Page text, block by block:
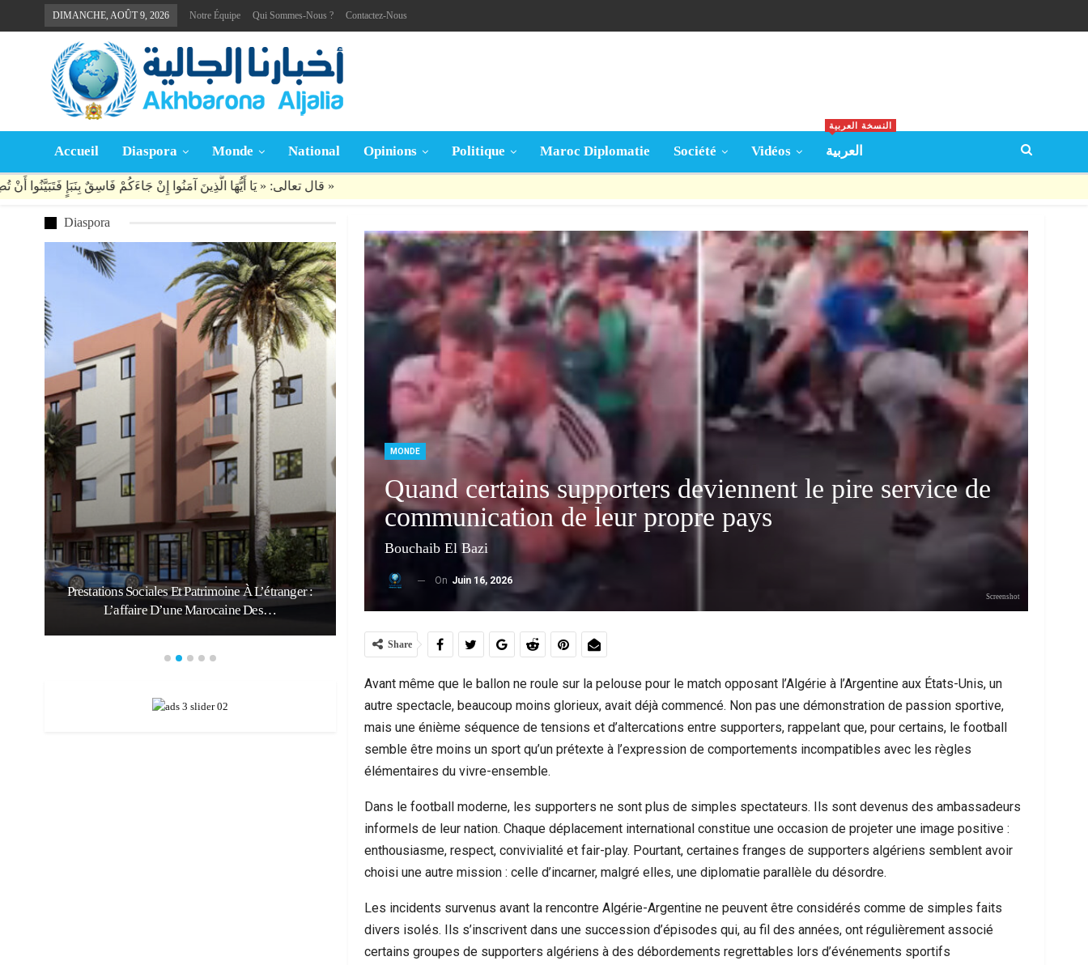
DIMANCHE, AOÛT 9, 2026 Notre Équipe Qui Sommes-Nous ? Contactez-Nous
Accueil Diaspora Monde National Opinions Politique Maroc Diplomatie Société Vidéos العربية
النسخة العربية
MONDE
Quand certains supporters deviennent le pire service de
communication de leur propre pays
Bouchaib El Bazi
On Juin 16, 2026
Screenshot
Share
Avant même que le ballon ne roule sur la pelouse pour le match opposant l’Algérie à l’Argentine aux États-Unis, un
autre spectacle, beaucoup moins glorieux, avait déjà commencé. Non pas une démonstration de passion sportive,
mais une énième séquence de tensions et d’altercations entre supporters, rappelant que, pour certains, le football
semble être moins un sport qu’un prétexte à l’expression de comportements incompatibles avec les règles
élémentaires du vivre-ensemble.
Dans le football moderne, les supporters ne sont plus de simples spectateurs. Ils sont devenus des ambassadeurs
informels de leur nation. Chaque déplacement international constitue une occasion de projeter une image positive :
enthousiasme, respect, convivialité et fair-play. Pourtant, certaines franges de supporters algériens semblent avoir
choisi une autre mission : celle d’incarner, malgré elles, une diplomatie parallèle du désordre.
Les incidents survenus avant la rencontre Algérie-Argentine ne peuvent être considérés comme de simples faits
divers isolés. Ils s’inscrivent dans une succession d’épisodes qui, au fil des années, ont régulièrement associé
certains groupes de supporters algériens à des débordements regrettables lors d’événements sportifs
Diaspora
Prestations Sociales Et Patrimoine À L’étranger :
L’affaire D’une Marocaine Des…
Ceuta Face À La Crise Des Mineurs Migrants :
Entre Urgence Humanitaire, Tensions…
Anodin Révèle Les Fractures…
Ceuta : Les